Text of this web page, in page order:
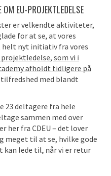
EU-PROJEKTLEDELSE
er velkendte aktiviteter,
for at se, at vores
nyt initiativ fra vores
som vi i
afholdt tidligere på
med blandt
23 deltagere fra hele
sammen med over
her fra CDEU – det lover
meget til at se, hvilke gode
kan lede til, når vi er retur